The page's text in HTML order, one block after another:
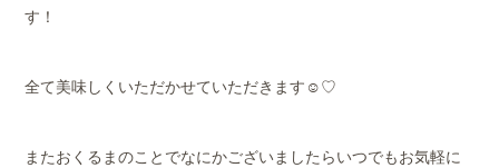
す！
全て美味しくいただかせていただきます☺♡
またおくるまのことでなにかございましたらいつでもお気軽に